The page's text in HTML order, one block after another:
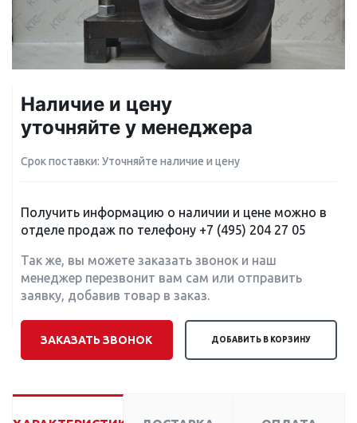
Наличие и цену
уточняйте у менеджера
Срок поставки: Уточняйте наличие и цену
Получить информацию о наличии и цене можно в
отделе продаж по телефону +7 (495) 204 27 05
Так же, вы можете заказать звонок и наш
менеджер перезвонит вам сам или отправить
заявку, добавив товар в заказ.
ЗАКАЗАТЬ ЗВОНОК ДОБАВИТЬ В КОРЗИНУ